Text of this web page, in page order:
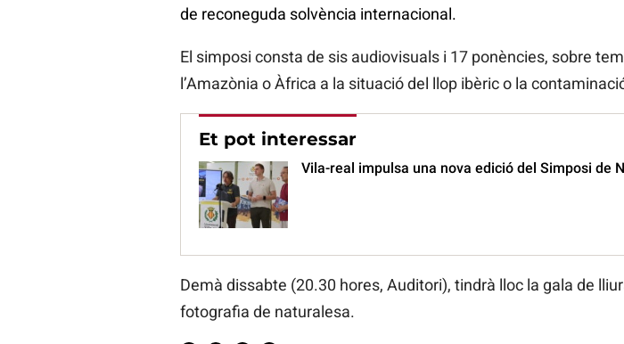
de reconeguda solvència internacional.
El simposi consta de sis audiovisuals i 17 ponències, sobre
l’Amazònia o Àfrica a la situació del llop ibèric o la
Et pot interessar
Vila-real impulsa una nova edició del Simposi de
Demà dissabte (20.30 hores, Auditori), tindrà lloc la gala de
fotografia de naturalesa.